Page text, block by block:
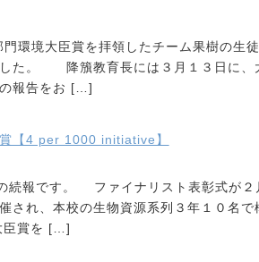
環境大臣賞を拝領したチーム果樹の生徒
した。 降籏教育長には３月１３日に、
報告をお […]
【4 per 1000 initiative】
続報です。 ファイナリスト表彰式が２
され、本校の生物資源系列３年１０名で
臣賞を […]